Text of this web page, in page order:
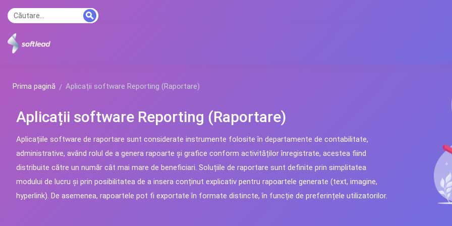
Prima pagină Aplicații software Reporting (Raportare)
Aplicații software Reporting (Raportare)
Aplicațiile software de raportare sunt considerate instrumente folosite în departamente de contabilitate,
administrative, având rolul de a genera rapoarte și grafice conform activităților înregistrate, acestea fiind
distribuite către un număr cât mai mare de beneficiari. Soluțiile de raportare sunt definite prin simplitatea
modului de lucru și prin posibilitatea de a insera conținut explicativ pentru rapoartele generate (text, imagine,
hyperlink). De asemenea, rapoartele pot fi exportate în formate distincte, în funcție de preferințele utilizatorilor.